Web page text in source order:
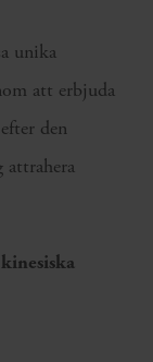
unika
att erbjuda
den
attrahera